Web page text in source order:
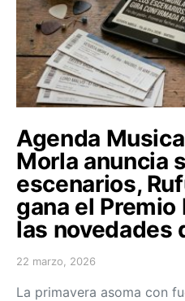
Agenda
Morla anuncia
escenarios,
gana el
las novedades
Posted on
22 marzo, 2026
La primavera asoma con